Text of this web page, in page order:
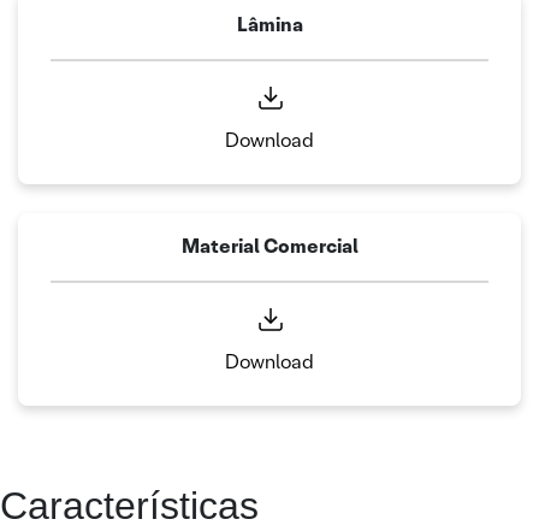
Lâmina
Download
Material Comercial
Download
Características